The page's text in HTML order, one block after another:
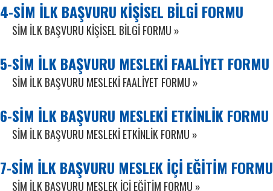
4-SİM İLK BAŞVURU KİŞİSEL BİLGİ FORMU
SİM İLK BAŞVURU KİŞİSEL BİLGİ FORMU »
5-SİM İLK BAŞVURU MESLEKİ FAALİYET FORMU
SİM İLK BAŞVURU MESLEKİ FAALİYET FORMU »
6-SİM İLK BAŞVURU MESLEKİ ETKİNLİK FORMU
SİM İLK BAŞVURU MESLEKİ ETKİNLİK FORMU »
7-SİM İLK BAŞVURU MESLEK İÇİ EĞİTİM FORMU
SİM İLK BAŞVURU MESLEK İÇİ EĞİTİM FORMU »